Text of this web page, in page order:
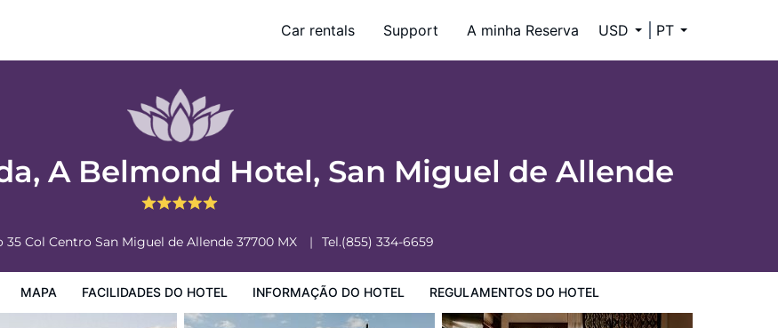
Car rentals Support A minha Reserva USD PT
A Belmond Hotel, San Miguel de Allende
35 Col Centro San Miguel de Allende 37700 MX Tel.(855) 334-6659
MAPA FACILIDADES DO HOTEL INFORMAÇÃO DO HOTEL REGULAMENTOS DO HOTEL
Miguel de Allende
Regulamentos do Hotel